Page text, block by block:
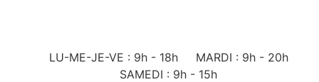
LU-ME-JE-VE : 9h - 18h
MARDI : 9h - 20h
SAMEDI : 9h - 15h